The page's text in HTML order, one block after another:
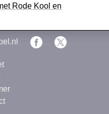
Rode Kool en